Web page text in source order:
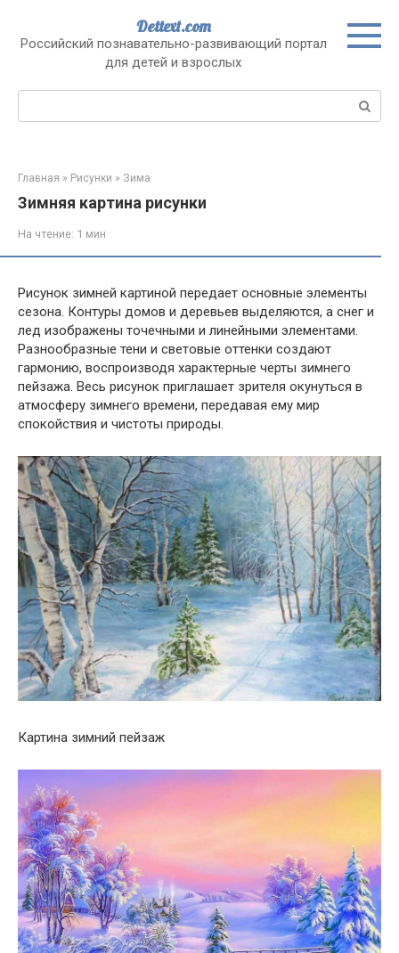
контенту
Dettext.com
Российский познавательно-развивающий портал
для детей и взрослых
Поиск:
Главная » Рисунки » Зима
Зимняя картина рисунки
На чтение: 1 мин
Рисунок зимней картиной передает основные элементы
сезона. Контуры домов и деревьев выделяются, а снег и
лед изображены точечными и линейными элементами.
Разнообразные тени и световые оттенки создают
гармонию, воспроизводя характерные черты зимнего
пейзажа. Весь рисунок приглашает зрителя окунуться в
атмосферу зимнего времени, передавая ему мир
спокойствия и чистоты природы.
Картина зимний пейзаж